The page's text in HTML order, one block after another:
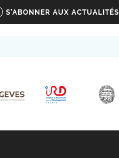
S'ABONNER AUX ACTUALITÉS